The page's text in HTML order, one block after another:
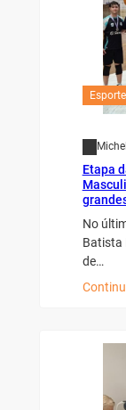
Esporte
Etapa
No
Batista
de…